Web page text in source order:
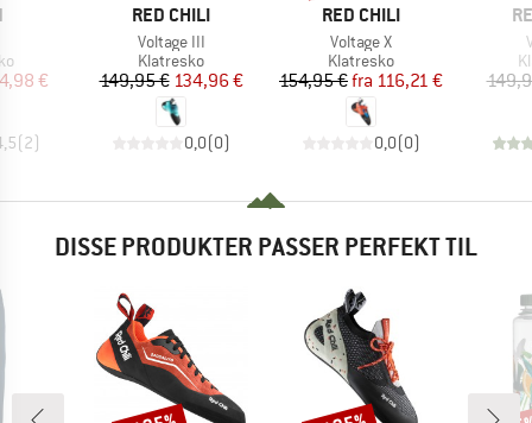
pris
€
(2)
MÆRKE
RED CHILI
Artikel
Voltage III
Produktgruppe
Klatresko
Pris
149,95 €Nedsat pris
134,96 €
0,0(0)
MÆRKE
RED CHILI
Artikel
Voltage X
Produktgruppe
Klatresko
Pris
154,95 € Nedsat pris
fra 116,21 €
0,0(0)
DISSE PRODUKTER PASSER PERFEKT TIL